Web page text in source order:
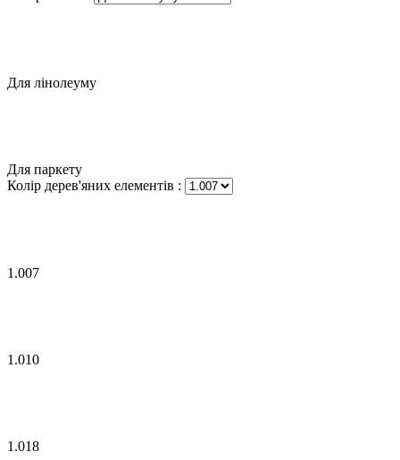
Для лінолеуму
Для паркету
Колір дерев'яних елементів :
1.007
1.010
1.018